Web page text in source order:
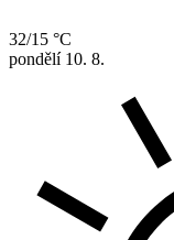
32/15 °C
pondělí 10. 8.